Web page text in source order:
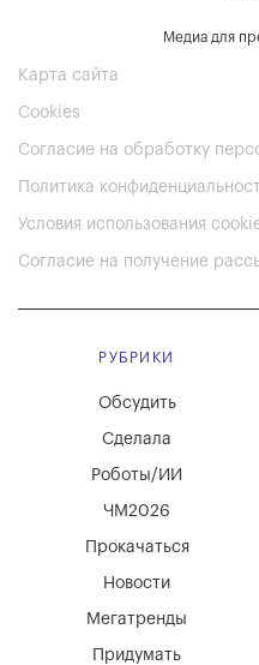
Медиа для
Карта сайта
Cookies
Согласие на обработку
Политика
Условия использования
Согласие на получение
РУБРИКИ
Мегатренды
Придумать
Новости
Обсудить
Сделала
Роботы/ИИ
ЧМ2026
Прокачаться